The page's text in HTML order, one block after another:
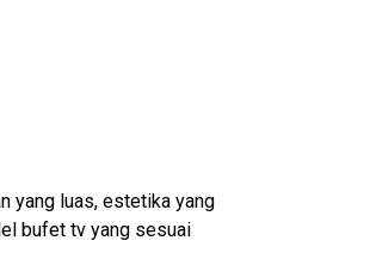
yang luas, estetika yang
bufet tv yang sesuai